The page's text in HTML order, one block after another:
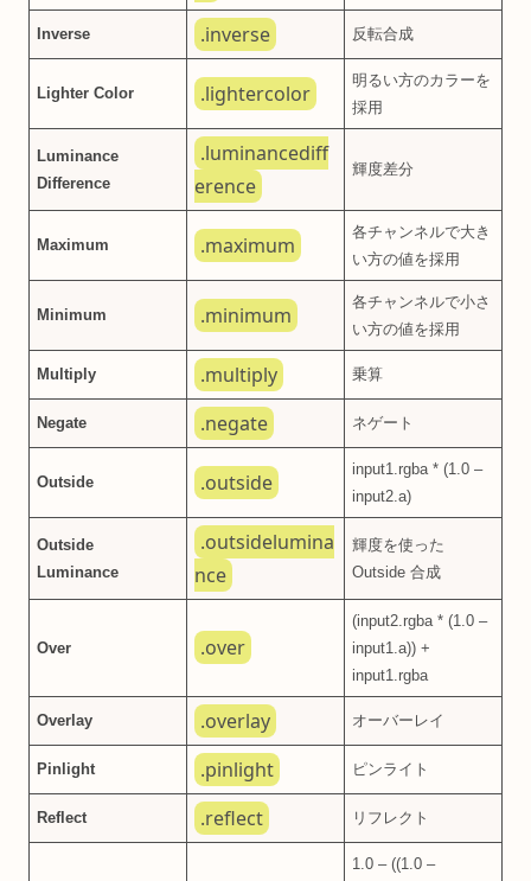
Inverse .inverse 反転合成
Lighter Color .lightercolor
明るい方のカラーを
採用
Luminance
Difference
.luminancediff
erence
輝度差分
Maximum .maximum
各チャンネルで大き
い方の値を採用
Minimum .minimum
各チャンネルで小さ
い方の値を採用
Multiply .multiply 乗算
Negate .negate ネゲート
Outside .outside
input1.rgba * (1.0 –
input2.a)
Outside
Luminance
.outsidelumina
nce
輝度を使った
Outside 合成
Over .over
(input2.rgba * (1.0 –
input1.a)) +
input1.rgba
Overlay .overlay オーバーレイ
Pinlight .pinlight ピンライト
Reflect .reflect リフレクト
1.0 – ((1.0 –